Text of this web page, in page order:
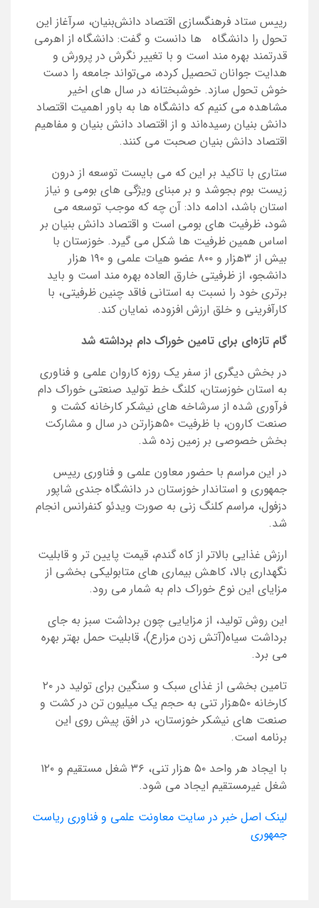
رییس ستاد فرهنگسازی اقتصاد دانش‌بنیان، سرآغاز این
تحول را دانشگاه
ها دانست و گفت: دانشگاه از اهرمی
قدرتمند بهره مند است و با تغییر نگرش در پرورش و
هدایت جوانان تحصیل کرده، می‌تواند جامعه را دست
خوش تحول سازد. خوشبختانه در سال های اخیر
مشاهده می کنیم که دانشگاه ها به باور اهمیت اقتصاد
دانش بنیان رسیده‌اند و از اقتصاد دانش بنیان و مفاهیم
اقتصاد دانش بنیان صحبت می کنند.
ستاری با تاکید بر این که می بایست توسعه از درون
زیست بوم بجوشد و بر مبنای ویژگی های بومی و نیاز
استان باشد، ادامه داد: آن چه که موجب توسعه می
شود، ظرفیت های بومی است و اقتصاد دانش بنیان بر
اساس همین ظرفیت ها شکل می گیرد. خوزستان با
بیش از ۳هزار و ۸۰۰
عضو هیات علمی و ۱۹۰ هزار
دانشجو، از ظرفیتی خارق العاده بهره مند است و باید
برتری خود را نسبت به استانی فاقد چنین ظرفیتی، با
کارآفرینی و خلق ارزش افزوده، نمایان کند.
گام تازه‌ای برای تامین خوراک دام برداشته شد
در بخش دیگری از سفر یک روزه کاروان علمی و فناوری
به استان خوزستان، کلنگ خط تولید صنعتی خوراک دام
فرآوری شده از سرشاخه های نیشکر کارخانه کشت و
صنعت کارون، با ظرفیت ۵۰هزارتن در سال و مشارکت
بخش خصوصی بر زمین زده شد.
در این مراسم با حضور معاون علمی و فناوری رییس
جمهوری و استاندار خوزستان در دانشگاه جندی شاپور
دزفول، مراسم کلنگ زنی به صورت ویدئو کنفرانس انجام
شد.
ارزش غذایی بالاتر از کاه گندم، قیمت پایین تر و قابلیت
نگهداری بالا، کاهش بیماری های متابولیکی بخشی از
مزایای این نوع خوراک دام به شمار می رود.
این روش تولید، از مزایایی چون برداشت سبز به جای
برداشت سیاه(آتش زدن مزارع)، قابلیت حمل بهتر بهره
می برد.
تامین بخشی از غذای سبک و سنگین برای تولید در ۲۰
کارخانه ۵۰هزار تنی به حجم یک میلیون تن در کشت و
صنعت های نیشکر خوزستان، در افق پیش روی این
برنامه است.
با ایجاد هر واحد ۵۰ هزار تنی، ۳۶ شغل مستقیم و ۱۲۰
شغل غیرمستقیم ایجاد می شود.
لینک اصل خبر در سایت معاونت علمی و فناوری ریاست
جمهوری